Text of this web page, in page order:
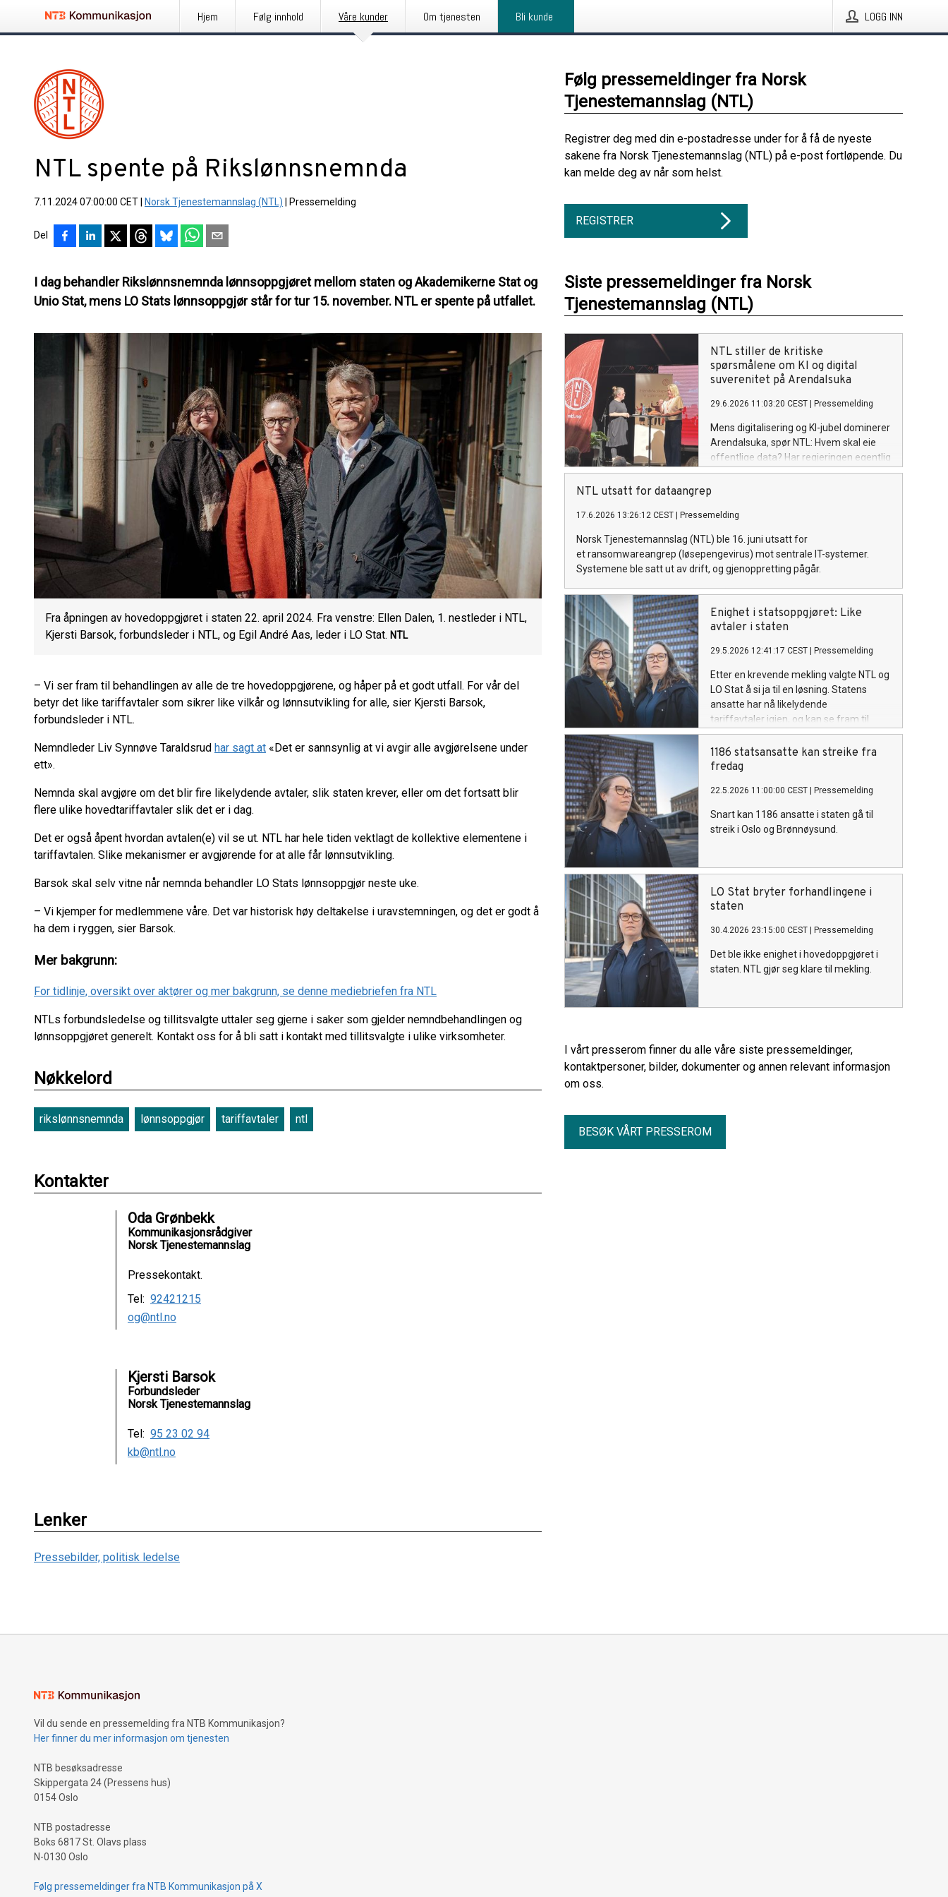
Hjem Følg innhold Våre kunder Om tjenesten Bli kunde LOGG INN
NTL spente på Rikslønnsnemnda
7.11.2024 07:00:00 CET Norsk Tjenestemannslag (NTL) Pressemelding
Del
I dag behandler Rikslønnsnemnda lønnsoppgjøret mellom staten og Akademikerne Stat og
Unio Stat, mens LO Stats lønnsoppgjør står for tur 15. november. NTL er spente på utfallet.
Fra åpningen av hovedoppgjøret i staten 22. april 2024. Fra venstre: Ellen Dalen, 1. nestleder i NTL,
Kjersti Barsok, forbundsleder i NTL, og Egil André Aas, leder i LO Stat. NTL
– Vi ser fram til behandlingen av alle de tre hovedoppgjørene, og håper på et godt utfall. For vår del
betyr det like tariffavtaler som sikrer like vilkår og lønnsutvikling for alle, sier Kjersti Barsok,
forbundsleder i NTL.
Nemndleder Liv Synnøve Taraldsrud har sagt at «Det er sannsynlig at vi avgir alle avgjørelsene under
ett».
Nemnda skal avgjøre om det blir fire likelydende avtaler, slik staten krever, eller om det fortsatt blir
flere ulike hovedtariffavtaler slik det er i dag.
Det er også åpent hvordan avtalen(e) vil se ut. NTL har hele tiden vektlagt de kollektive elementene i
tariffavtalen. Slike mekanismer er avgjørende for at alle får lønnsutvikling.
Barsok skal selv vitne når nemnda behandler LO Stats lønnsoppgjør neste uke.
– Vi kjemper for medlemmene våre. Det var historisk høy deltakelse i uravstemningen, og det er godt å
ha dem i ryggen, sier Barsok.
Mer bakgrunn:
For tidlinje, oversikt over aktører og mer bakgrunn, se denne mediebriefen fra NTL
NTLs forbundsledelse og tillitsvalgte uttaler seg gjerne i saker som gjelder nemndbehandlingen og
lønnsoppgjøret generelt. Kontakt oss for å bli satt i kontakt med tillitsvalgte i ulike virksomheter.
Nøkkelord
rikslønnsnemnda lønnsoppgjør tariffavtaler ntl
Kontakter
Oda Grønbekk
Kommunikasjonsrådgiver
Norsk Tjenestemannslag
Pressekontakt.
Tel: 92421215
og@ntl.no
Kjersti Barsok
Forbundsleder
Norsk Tjenestemannslag
Tel: 95 23 02 94
kb@ntl.no
Lenker
Pressebilder, politisk ledelse
Følg pressemeldinger fra Norsk
Tjenestemannslag (NTL)
Registrer deg med din e-postadresse under for å få de nyeste
sakene fra Norsk Tjenestemannslag (NTL) på e-post fortløpende. Du
kan melde deg av når som helst.
REGISTRER
Siste pressemeldinger fra Norsk
Tjenestemannslag (NTL)
NTL stiller de kritiske
spørsmålene om KI og digital
suverenitet på Arendalsuka
29.6.2026 11:03:20 CEST Pressemelding
Mens digitalisering og KI-jubel dominerer
Arendalsuka, spør NTL: Hvem skal eie
offentlige data? Har regjeringen egentlig
en plan? Kontrollerer vi av-knappen selv?
Og hva skjer med de ansattes
NTL utsatt for dataangrep
17.6.2026 13:26:12 CEST Pressemelding
Norsk Tjenestemannslag (NTL) ble 16. juni utsatt for
et ransomwareangrep (løsepengevirus) mot sentrale IT-systemer.
Systemene ble satt ut av drift, og gjenoppretting pågår.
Enighet i statsoppgjøret: Like
avtaler i staten
29.5.2026 12:41:17 CEST Pressemelding
Etter en krevende mekling valgte NTL og
LO Stat å si ja til en løsning. Statens
ansatte har nå likelydende
tariffavtaler igjen, og kan se fram til
felles forhandlinger.
1186 statsansatte kan streike fra
fredag
22.5.2026 11:00:00 CEST Pressemelding
Snart kan 1186 ansatte i staten gå til
streik i Oslo og Brønnøysund.
LO Stat bryter forhandlingene i
staten
30.4.2026 23:15:00 CEST Pressemelding
Det ble ikke enighet i hovedoppgjøret i
staten. NTL gjør seg klare til mekling.
I vårt presserom finner du alle våre siste pressemeldinger,
kontaktpersoner, bilder, dokumenter og annen relevant informasjon
om oss.
BESØK VÅRT PRESSEROM
Vil du sende en pressemelding fra NTB Kommunikasjon?
Her finner du mer informasjon om tjenesten
NTB besøksadresse
Skippergata 24 (Pressens hus)
0154 Oslo
NTB postadresse
Boks 6817 St. Olavs plass
N-0130 Oslo
Følg pressemeldinger fra NTB Kommunikasjon på X